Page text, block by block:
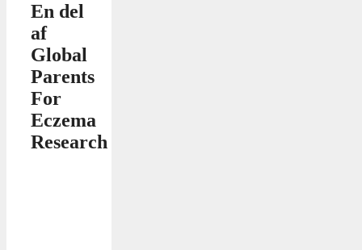
En del
af
Global
Parents
For
Eczema
Research